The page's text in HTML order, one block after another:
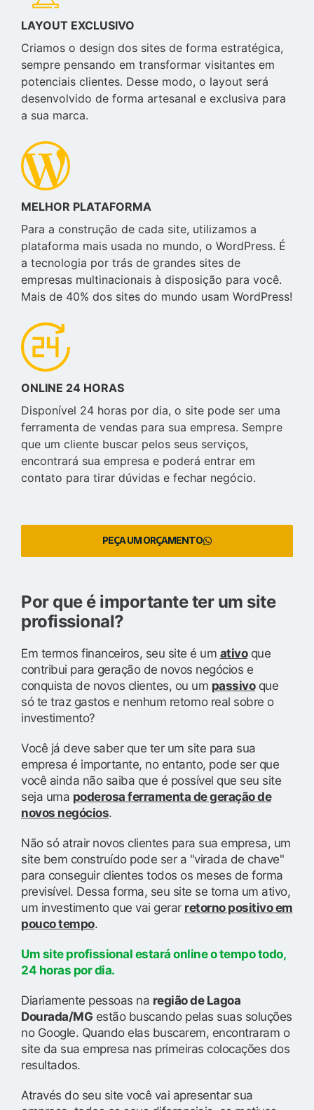
LAYOUT EXCLUSIVO
Criamos o design dos sites de forma estratégica,
sempre pensando em transformar visitantes em
potenciais clientes. Desse modo, o layout será
desenvolvido de forma artesanal e exclusiva para
a sua marca.
MELHOR PLATAFORMA
Para a construção de cada site, utilizamos a
plataforma mais usada no mundo, o WordPress. É
a tecnologia por trás de grandes sites de
empresas multinacionais à disposição para você.
Mais de 40% dos sites do mundo usam WordPress!
ONLINE 24 HORAS
Disponível 24 horas por dia, o site pode ser uma
ferramenta de vendas para sua empresa. Sempre
que um cliente buscar pelos seus serviços,
encontrará sua empresa e poderá entrar em
contato para tirar dúvidas e fechar negócio.
PEÇA UM ORÇAMENTO
Por que é importante ter um site
profissional?
Em termos financeiros, seu site é um ativoque
contribui para geração de novos negócios e
conquista de novos clientes, ou um passivoque
só te traz gastos e nenhum retorno real sobre o
investimento?
Você já deve saber que ter um site para sua
empresa é importante, no entanto, pode ser que
você ainda não saiba que é possível que seu site
seja uma poderosa ferramenta de geração de
novos negócios.
Não só atrair novos clientes para sua empresa, um
site bem construído pode ser a "virada de chave"
para conseguir clientes todos os meses de forma
previsível. Dessa forma, seu site se torna um ativo,
um investimento que vai gerar retorno positivo em
pouco tempo.
Um site profissional estará online o tempo todo,
24 horas por dia.
Diariamente pessoas na região de Lagoa
Dourada/MG estão buscando pelas suas soluções
no Google. Quando elas buscarem, encontraram o
site da sua empresa nas primeiras colocações dos
resultados.
Através do seu site você vai apresentar sua